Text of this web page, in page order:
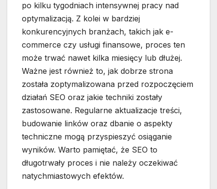
po kilku tygodniach intensywnej pracy nad
optymalizacją. Z kolei w bardziej
konkurencyjnych branżach, takich jak e-
commerce czy usługi finansowe, proces ten
może trwać nawet kilka miesięcy lub dłużej.
Ważne jest również to, jak dobrze strona
została zoptymalizowana przed rozpoczęciem
działań SEO oraz jakie techniki zostały
zastosowane. Regularne aktualizacje treści,
budowanie linków oraz dbanie o aspekty
techniczne mogą przyspieszyć osiąganie
wyników. Warto pamiętać, że SEO to
długotrwały proces i nie należy oczekiwać
natychmiastowych efektów.